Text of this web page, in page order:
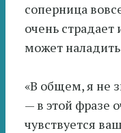
соперница
очень страдает
может
«В общем, я не
— в этой фразе
чувствуется